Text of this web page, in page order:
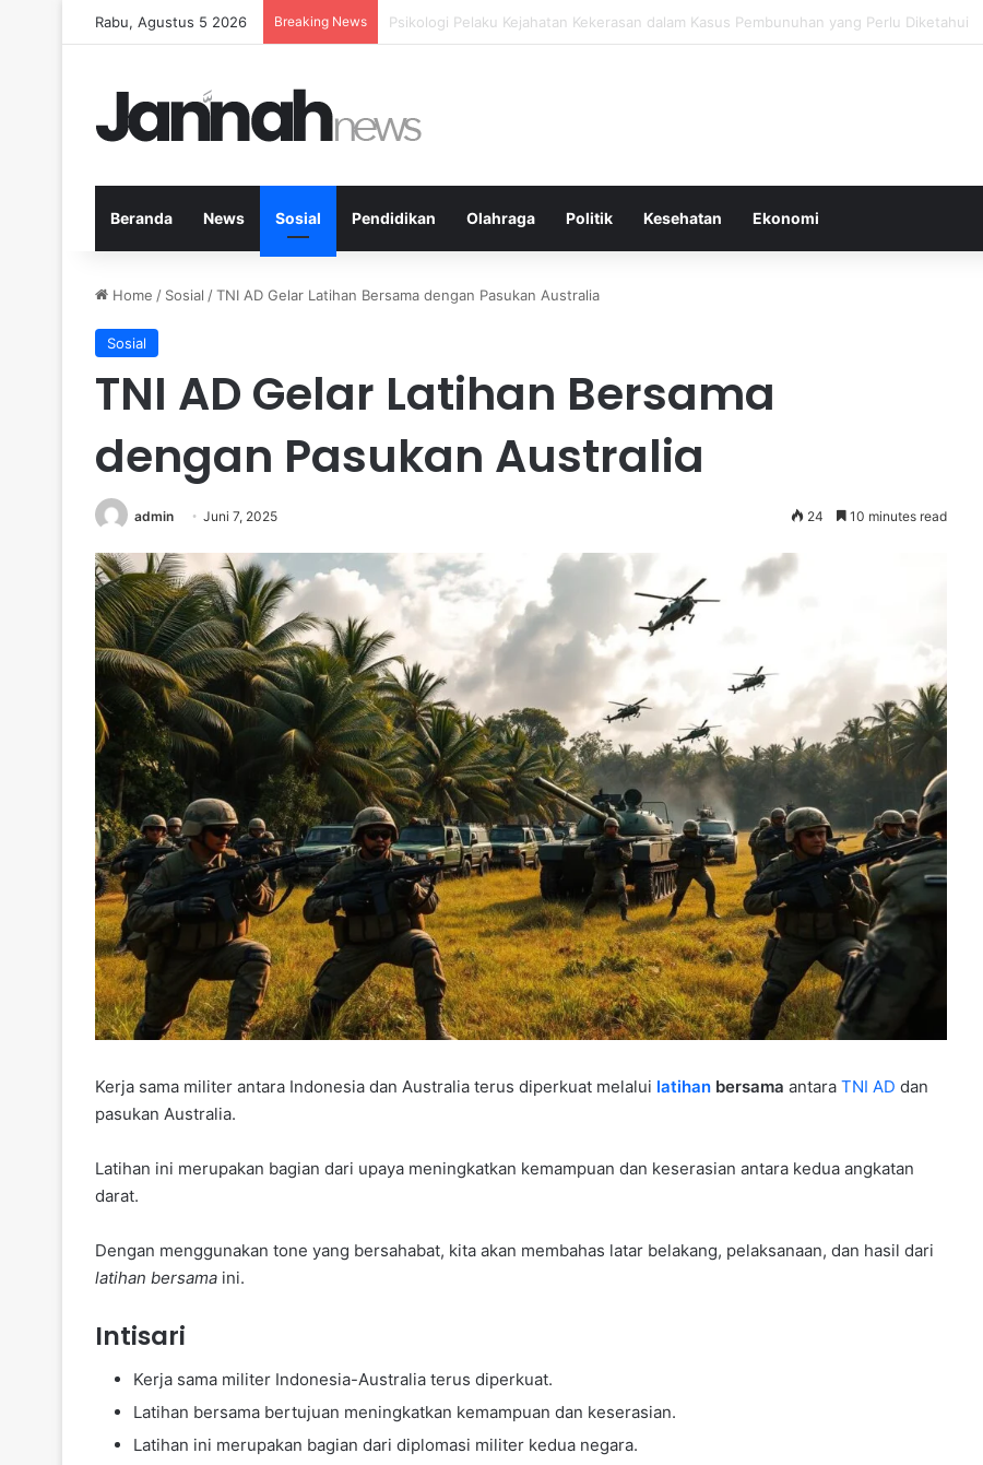
Rabu, Agustus 5 2026 Breaking News Nutrisi Seimbang untuk Menstabilkan Hormon Tubuh Secara Alami dan Aman Setiap Hari
Beranda News Sosial Pendidikan Olahraga Politik Kesehatan Ekonomi
Home / Sosial /TNI AD Gelar Latihan Bersama dengan Pasukan Australia
Sosial
TNI AD Gelar Latihan Bersama
dengan Pasukan Australia
admin Juni 7, 2025 24 10 minutes read
Kerja sama militer antara Indonesia dan Australia terus diperkuat melalui latihan bersama antara TNI AD dan
pasukan Australia.
Latihan ini merupakan bagian dari upaya meningkatkan kemampuan dan keserasian antara kedua angkatan
darat.
Dengan menggunakan tone yang bersahabat, kita akan membahas latar belakang, pelaksanaan, dan hasil dari
latihan bersama ini.
Intisari
Kerja sama militer Indonesia-Australia terus diperkuat.
Latihan bersama bertujuan meningkatkan kemampuan dan keserasian.
Latihan ini merupakan bagian dari diplomasi militer kedua negara.